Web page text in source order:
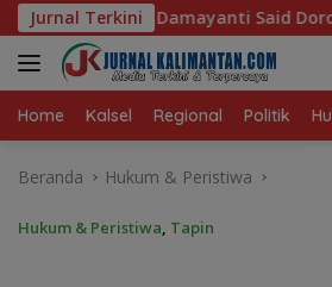
Langsung
ke
konten
Jurnal Terkini
Dorong PKK Sulap Sampah Jadi
Home Kalsel Regional Politik
Beranda Hukum & Peristiwa
Hukum & Peristiwa, Tapin